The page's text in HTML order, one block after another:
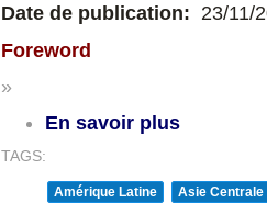
Date de publication: 23/11/
Foreword
»
En savoir plus
TAGS:
Amérique Latine
Asie Centrale